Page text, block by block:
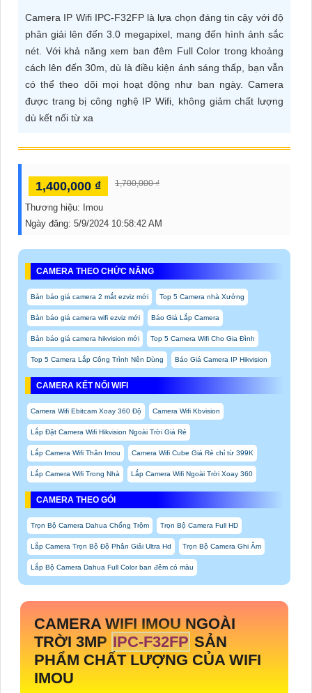
Camera IP Wifi IPC-F32FP là lựa chọn đáng tin cậy với độ
phân giải lên đến 3.0 megapixel, mang đến hình ảnh sắc
nét. Với khả năng xem ban đêm Full Color trong khoảng
cách lên đến 30m, dù là điều kiện ánh sáng thấp, bạn vẫn
có thể theo dõi mọi hoạt động như ban ngày. Camera
được trang bị công nghệ IP Wifi, không giảm chất lượng
dù kết nối từ xa
1,400,000 ₫ 1,700,000 ₫
Thương hiệu: Imou
Ngày đăng: 5/9/2024 10:58:42 AM
CAMERA THEO CHỨC NĂNG
Bản báo giá camera 2 mắt ezviz mới Top 5 Camera nhà Xưởng
Bản báo giá camera wifi ezviz mới Báo Giá Lắp Camera
Bản báo giá camera hikvision mới Top 5 Camera Wifi Cho Gia Đình
Top 5 Camera Lắp Công Trình Nên Dùng Báo Giá Camera IP Hikvision
CAMERA KẾT NỐI WIFI
Camera Wifi Ebitcam Xoay 360 Độ Camera Wifi Kbvision
Lắp Đặt Camera Wifi Hikvision Ngoài Trời Giá Rẻ
Lắp Camera Wifi Thân Imou Camera Wifi Cube Giá Rẻ chỉ từ 399K
Lắp Camera Wifi Trong Nhà Lắp Camera Wifi Ngoài Trời Xoay 360
CAMERA THEO GÓI
Trọn Bộ Camera Dahua Chống Trộm Trọn Bộ Camera Full HD
Lắp Camera Trọn Bộ Độ Phân Giải Ultra Hd Trọn Bộ Camera Ghi Âm
Lắp Bộ Camera Dahua Full Color ban đêm có màu
CAMERA WIFI IMOU NGOÀI
TRỜI 3MP IPC-F32FP SẢN
PHẨM CHẤT LƯỢNG CỦA WIFI
IMOU